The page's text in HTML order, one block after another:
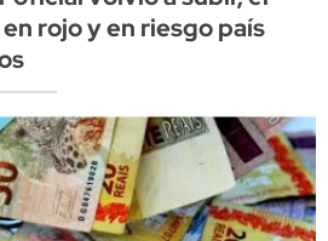
rojo y en riesgo país